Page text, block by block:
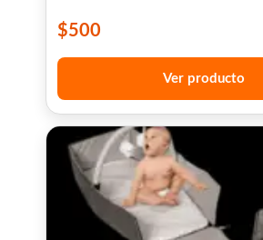
$500
Ver producto